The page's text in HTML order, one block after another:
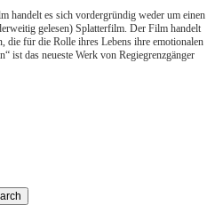
handelt es sich vordergründig weder um einen
gelesen) Splatterfilm. Der Film handelt
die für die Rolle ihres Lebens ihre emotionalen
ist das neueste Werk von Regiegrenzgänger